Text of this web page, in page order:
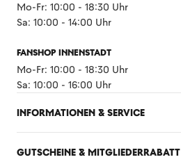
Mo-Fr: 10:00 - 18:30 Uhr
Sa: 10:00 - 14:00 Uhr
FANSHOP INNENSTADT
Mo-Fr: 10:00 - 18:30 Uhr
Sa: 10:00 - 16:00 Uhr
INFORMATIONEN & SERVICE
GUTSCHEINE & MITGLIEDERRABATT